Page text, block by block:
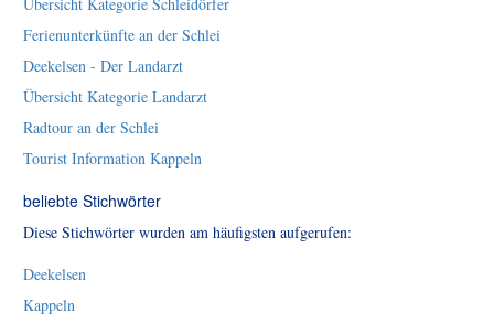
Ferienunterkünfte an der Schlei
Deekelsen - Der Landarzt
Übersicht Kategorie Landarzt
Radtour an der Schlei
Tourist Information Kappeln
beliebte Stichwörter
Diese Stichwörter wurden am häufigsten aufgerufen:
Deekelsen
Kappeln